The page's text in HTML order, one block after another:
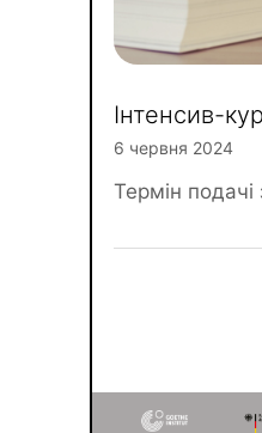
Інтенсив-
6 червня 2024
Термін